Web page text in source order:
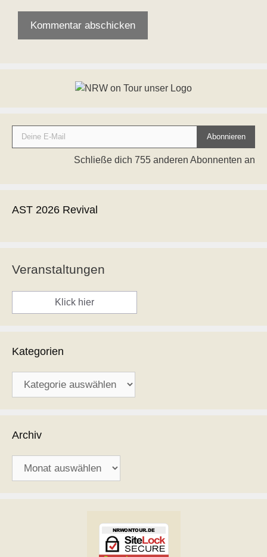
Deine E-Mail
Abonnieren
Schließe dich 755 anderen Abonnenten an
AST 2026 Revival
Veranstaltungen
Klick hier
Kategorien
Archiv